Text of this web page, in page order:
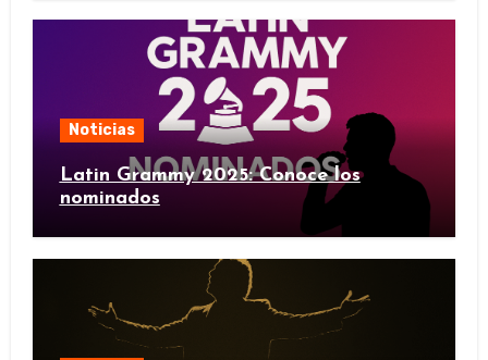
Noticias
Latin Grammy 2025: Conoce los
nominados